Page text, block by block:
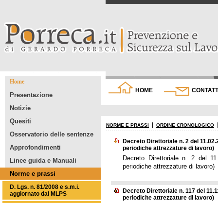
Home
Presentazione
Notizie
Quesiti
Osservatorio delle sentenze
Approfondimenti
Linee guida e Manuali
Norme e prassi
D. Lgs. n. 81/2008 e s.m.i.
aggiornato dal MLPS
HOME
NORME E PRASSI ORDINE CRONOLOGICO
Decreto Direttoriale n. 2 del
periodiche attrezzature di lavoro)
Decreto Direttoriale n. 2 del
periodiche attrezzature di lavoro)
Decreto Direttoriale n. 117 del
periodiche attrezzature di lavoro)